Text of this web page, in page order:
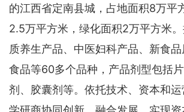
的江西省定南县城，占地面积8万平
2.5万平方米，绿化面积2万平方米
质养生产品、中医妇科产品、新食
食品等60多个品种，产品剂型包括
剂、胶囊剂等。依托技术、资本和